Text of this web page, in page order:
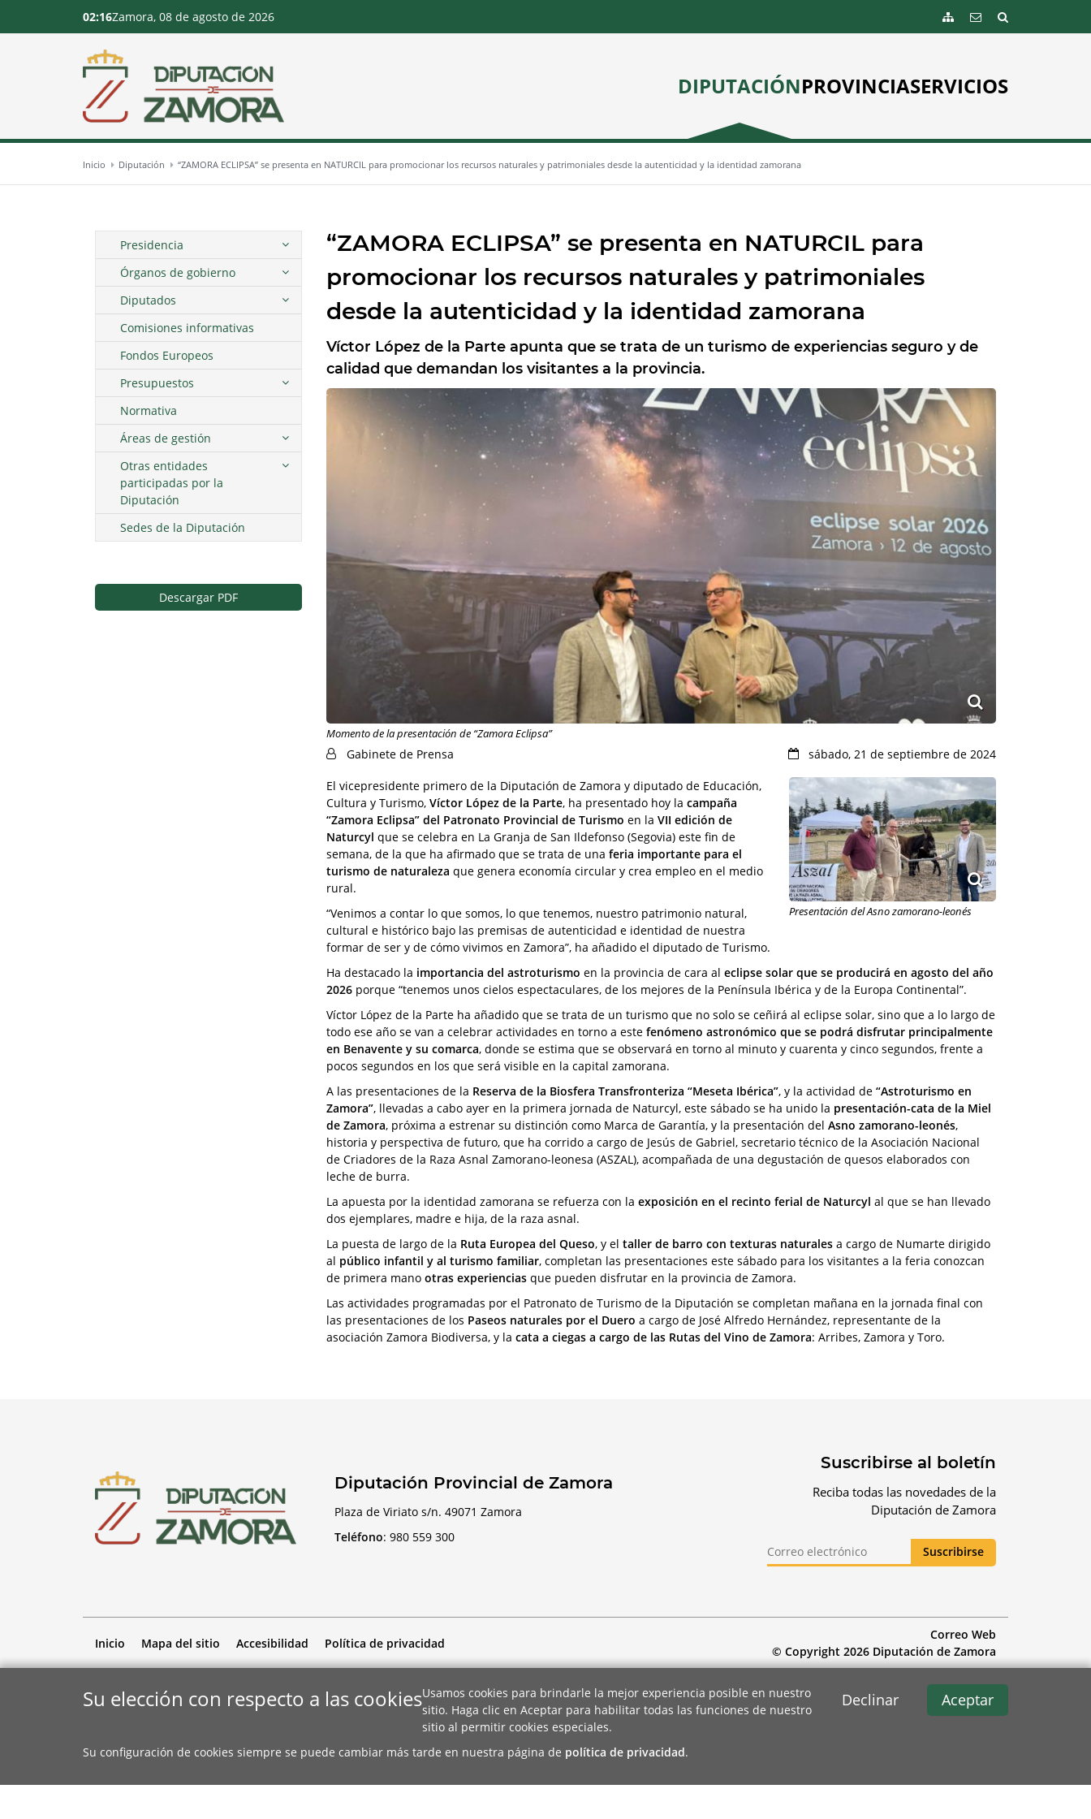
DIPUTACIÓNPROVINCIASERVICIOS
02:16Zamora, 08 de agosto de 2026
Inicio Diputación “ZAMORA ECLIPSA” se presenta en NATURCIL para promocionar los recursos naturales y patrimoniales desde la autenticidad y la identidad zamorana
“ZAMORA ECLIPSA” se presenta en NATURCIL para
promocionar los recursos naturales y patrimoniales
desde la autenticidad y la identidad zamorana
Víctor López de la Parte apunta que se trata de un turismo de experiencias seguro y de
calidad que demandan los visitantes a la provincia.
Momento de la presentación de “Zamora Eclipsa”
sábado, 21 de septiembre de 2024
Gabinete de Prensa
Presentación del Asno zamorano-leonés
El vicepresidente primero de la Diputación de Zamora y diputado de Educación,
Cultura y Turismo, Víctor López de la Parte, ha presentado hoy la campaña
“Zamora Eclipsa” del Patronato Provincial de Turismo en la VII edición de
Naturcyl que se celebra en La Granja de San Ildefonso (Segovia) este fin de
semana, de la que ha afirmado que se trata de una feria importante para el
turismo de naturaleza que genera economía circular y crea empleo en el medio
rural.
“Venimos a contar lo que somos, lo que tenemos, nuestro patrimonio natural,
cultural e histórico bajo las premisas de autenticidad e identidad de nuestra
formar de ser y de cómo vivimos en Zamora”, ha añadido el diputado de Turismo.
Ha destacado la importancia del astroturismo en la provincia de cara al eclipse solar que se producirá en agosto del año
2026 porque “tenemos unos cielos espectaculares, de los mejores de la Península Ibérica y de la Europa Continental”.
Víctor López de la Parte ha añadido que se trata de un turismo que no solo se ceñirá al eclipse solar, sino que a lo largo de
todo ese año se van a celebrar actividades en torno a este fenómeno astronómico que se podrá disfrutar principalmente
en Benavente y su comarca, donde se estima que se observará en torno al minuto y cuarenta y cinco segundos, frente a
pocos segundos en los que será visible en la capital zamorana.
A las presentaciones de la Reserva de la Biosfera Transfronteriza “Meseta Ibérica”, y la actividad de “Astroturismo en
Zamora”, llevadas a cabo ayer en la primera jornada de Naturcyl, este sábado se ha unido la presentación-cata de la Miel
de Zamora, próxima a estrenar su distinción como Marca de Garantía, y la presentación del Asno zamorano-leonés,
historia y perspectiva de futuro, que ha corrido a cargo de Jesús de Gabriel, secretario técnico de la Asociación Nacional
de Criadores de la Raza Asnal Zamorano-leonesa (ASZAL), acompañada de una degustación de quesos elaborados con
leche de burra.
La apuesta por la identidad zamorana se refuerza con la exposición en el recinto ferial de Naturcyl al que se han llevado
dos ejemplares, madre e hija, de la raza asnal.
La puesta de largo de la Ruta Europea del Queso, y el taller de barro con texturas naturales a cargo de Numarte dirigido
al público infantil y al turismo familiar, completan las presentaciones este sábado para los visitantes a la feria conozcan
de primera mano otras experiencias que pueden disfrutar en la provincia de Zamora.
Las actividades programadas por el Patronato de Turismo de la Diputación se completan mañana en la jornada final con
las presentaciones de los Paseos naturales por el Duero a cargo de José Alfredo Hernández, representante de la
asociación Zamora Biodiversa, y la cata a ciegas a cargo de las Rutas del Vino de Zamora: Arribes, Zamora y Toro.
Presidencia
Órganos de gobierno
Diputados
Comisiones informativas
Fondos Europeos
Presupuestos
Normativa
Áreas de gestión
Otras entidades
participadas por la
Diputación
Sedes de la Diputación
Descargar PDF
Diputación Provincial de Zamora
Plaza de Viriato s/n. 49071 Zamora
Teléfono: 980 559 300
Suscribirse al boletín
Reciba todas las novedades de la
Diputación de Zamora
Inicio Mapa del sitio Accesibilidad Política de privacidad
Correo Web
© Copyright 2026 Diputación de Zamora
Su elección con respecto a las cookies Declinar Aceptar
Usamos cookies para brindarle la mejor experiencia posible en nuestro
sitio. Haga clic en Aceptar para habilitar todas las funciones de nuestro
sitio al permitir cookies especiales.
Su configuración de cookies siempre se puede cambiar más tarde en nuestra página de política de privacidad.